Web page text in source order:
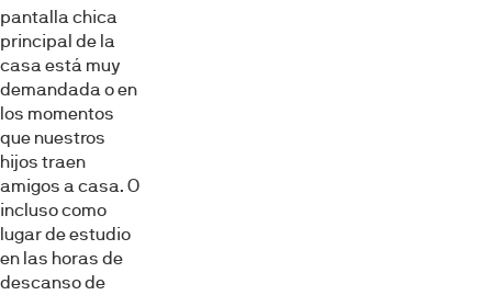
pantalla chica
principal de la
casa está muy
demandada o en
los momentos
que nuestros
hijos traen
amigos a casa. O
incluso como
lugar de estudio
en las horas de
descanso de